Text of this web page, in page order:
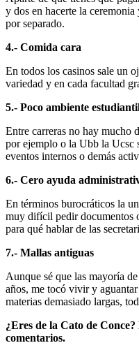
y dos en hacerte la
por separado.
4.- Comida cara
En todos los casinos sale un
variedad y en cada facultad
5.- Poco ambiente
Entre carreras no hay mucho
por ejemplo o la Ubb la Ucsc
eventos internos o demás
6.- Cero ayuda
En términos burocráticos la
muy difícil pedir documentos
para qué hablar de las
7.- Mallas antiguas
Aunque sé que las mayoría
años, me tocó vivir y
materias demasiado largas,
¿Eres de la Cato de
comentarios.